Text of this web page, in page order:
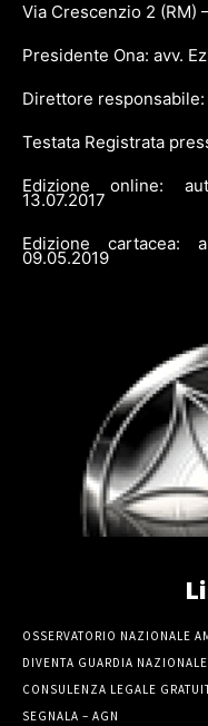
Via Crescenzio 2 (RM)
Presidente Ona: avv.
Direttore
Testata Registrata
Edizione online:
13.07.2017
Edizione cartacea:
09.05.2019
OSSERVATORIO NAZIONALE
DIVENTA GUARDIA
CONSULENZA LEGALE
SEGNALA – AGN